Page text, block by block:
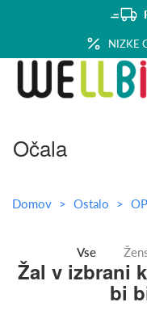
NIZKE
Očala
Domov Ostalo
Vse
Žal v izbrani
bi